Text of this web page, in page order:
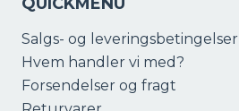
Salgs- og leveringsbetingelser
Hvem handler vi med?
Forsendelser og fragt